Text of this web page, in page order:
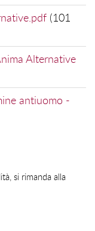
(101
Alternative
antiuomo -
si rimanda alla